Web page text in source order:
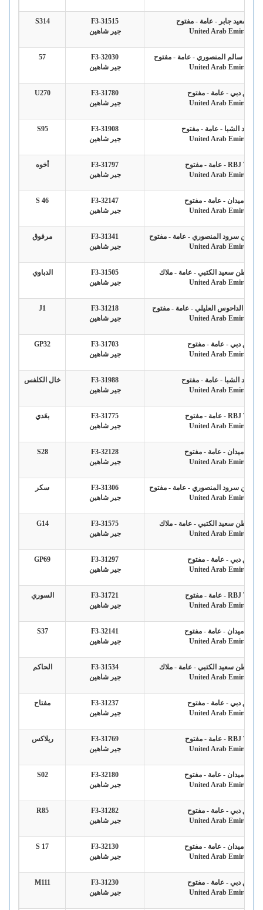
سعيد جابر - عامة - مفتوح
United Arab Emirates
F3-31515
جير شاهين
S314
علي سالم المنصوري - عامة - مفتوح
United Arab Emirates
F3-32030
جير شاهين
57
فريق دبي - عامة - مفتوح
United Arab Emirates
F3-31780
جير شاهين
U270
فريق ند الشبا - عامة - مفتوح
United Arab Emirates
F3-31908
جير شاهين
S95
RBJ Team - عامة - مفتوح
United Arab Emirates
F3-31797
جير شاهين
أخوه
فريق ميدان - عامة - مفتوح
United Arab Emirates
F3-32147
جير شاهين
S 46
بن سرود المنصوري - عامة - مفتوح
United Arab Emirates
F3-31341
جير شاهين
مرفوق
عاطن سعيد الكتبي - عامة - ملاك
United Arab Emirates
F3-31505
جير شاهين
الدباوي
سعيد الداحوس العليلي - عامة - مفتوح
United Arab Emirates
F3-31218
جير شاهين
J1
فريق دبي - عامة - مفتوح
United Arab Emirates
F3-31703
جير شاهين
GP32
فريق ند الشبا - عامة - مفتوح
United Arab Emirates
F3-31988
جير شاهين
خال الكلفس
RBJ Team - عامة - مفتوح
United Arab Emirates
F3-31775
جير شاهين
بعَدي
فريق ميدان - عامة - مفتوح
United Arab Emirates
F3-32128
جير شاهين
S28
بن سرود المنصوري - عامة - مفتوح
United Arab Emirates
F3-31306
جير شاهين
سكر
عاطن سعيد الكتبي - عامة - ملاك
United Arab Emirates
F3-31575
جير شاهين
G14
فريق دبي - عامة - مفتوح
United Arab Emirates
F3-31297
جير شاهين
GP69
RBJ Team - عامة - مفتوح
United Arab Emirates
F3-31721
جير شاهين
السوري
فريق ميدان - عامة - مفتوح
United Arab Emirates
F3-32141
جير شاهين
S37
عاطن سعيد الكتبي - عامة - ملاك
United Arab Emirates
F3-31534
جير شاهين
الحاكم
فريق دبي - عامة - مفتوح
United Arab Emirates
F3-31237
جير شاهين
مفتاح
RBJ Team - عامة - مفتوح
United Arab Emirates
F3-31769
جير شاهين
ريلاكس
فريق ميدان - عامة - مفتوح
United Arab Emirates
F3-32180
جير شاهين
S02
فريق دبي - عامة - مفتوح
United Arab Emirates
F3-31282
جير شاهين
R85
فريق ميدان - عامة - مفتوح
United Arab Emirates
F3-32130
جير شاهين
S 17
فريق دبي - عامة - مفتوح
United Arab Emirates
F3-31230
جير شاهين
M111